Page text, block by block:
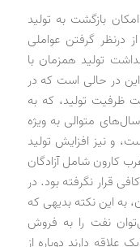
بازگشت به تولید
درنظر گرفتن عواملی
تولید همزمان با
در حالی است که در
ظرفیت تولید، که به
متوالی به ویژه
و نیز افزایش تولید
غرب کارون شامل آزادگان
قرار نگرفته بود. در
به این نکته بدیهی که
نفت را به فروش
علاقه دارند دوباره از